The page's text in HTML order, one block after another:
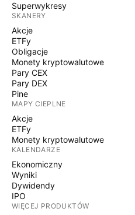
Superwykresy
SKANERY
Akcje
ETFy
Obligacje
Monety kryptowalutowe
Pary CEX
Pary DEX
Pine
MAPY CIEPLNE
Akcje
ETFy
Monety kryptowalutowe
KALENDARZE
Ekonomiczny
Wyniki
Dywidendy
IPO
WIĘCEJ PRODUKTÓW